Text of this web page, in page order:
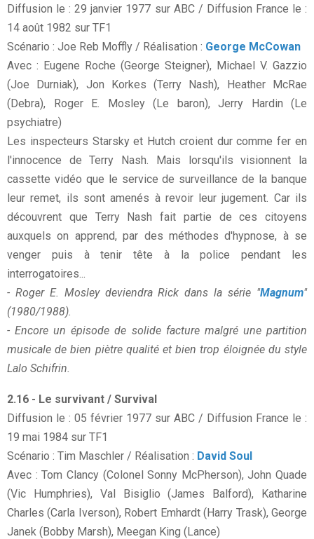
Diffusion le : 29 janvier 1977 sur ABC / Diffusion France le :
14 août 1982 sur TF1
Scénario : Joe Reb Moffly / Réalisation : George McCowan
Avec : Eugene Roche (George Steigner), Michael V. Gazzio
(Joe Durniak), Jon Korkes (Terry Nash), Heather McRae
(Debra), Roger E. Mosley (Le baron), Jerry Hardin (Le
psychiatre)
Les inspecteurs Starsky et Hutch croient dur comme fer en
l'innocence de Terry Nash. Mais lorsqu'ils visionnent la
cassette vidéo que le service de surveillance de la banque
leur remet, ils sont amenés à revoir leur jugement. Car ils
découvrent que Terry Nash fait partie de ces citoyens
auxquels on apprend, par des méthodes d'hypnose, à se
venger puis à tenir tête à la police pendant les
interrogatoires...
- Roger E. Mosley deviendra Rick dans la série "Magnum"
(1980/1988).
- Encore un épisode de solide facture malgré une partition
musicale de bien piètre qualité et bien trop éloignée du style
Lalo Schifrin.
2.16 - Le survivant / Survival
Diffusion le : 05 février 1977 sur ABC / Diffusion France le :
19 mai 1984 sur TF1
Scénario : Tim Maschler / Réalisation : David Soul
Avec : Tom Clancy (Colonel Sonny McPherson), John Quade
(Vic Humphries), Val Bisiglio (James Balford), Katharine
Charles (Carla Iverson), Robert Emhardt (Harry Trask), George
Janek (Bobby Marsh), Meegan King (Lance)